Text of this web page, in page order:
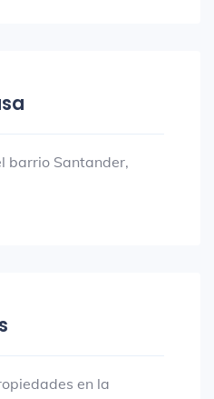
barrio Santander,
en la